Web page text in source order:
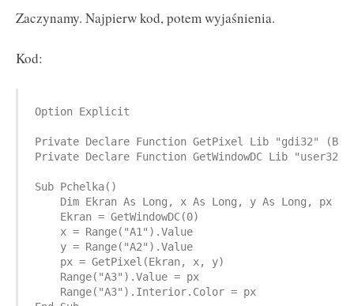
Zaczynamy. Najpierw kod, potem wyjaśnienia.
Kod:
Option Explicit
Private Declare Function GetPixel Lib "gdi32"
Private Declare Function GetWindowDC Lib "user32"
Sub Pchelka()
Dim Ekran As Long, x As Long, y As Long, px As
    Ekran = GetWindowDC(0)
    x = Range("A1").Value
    y = Range("A2").Value
    px = GetPixel(Ekran, x, y)
    Range("A3").Value = px
    Range("A3").Interior.Color = px